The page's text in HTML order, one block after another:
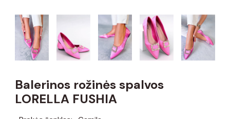
Balerinos rožinės spalvos
LORELLA FUSHIA